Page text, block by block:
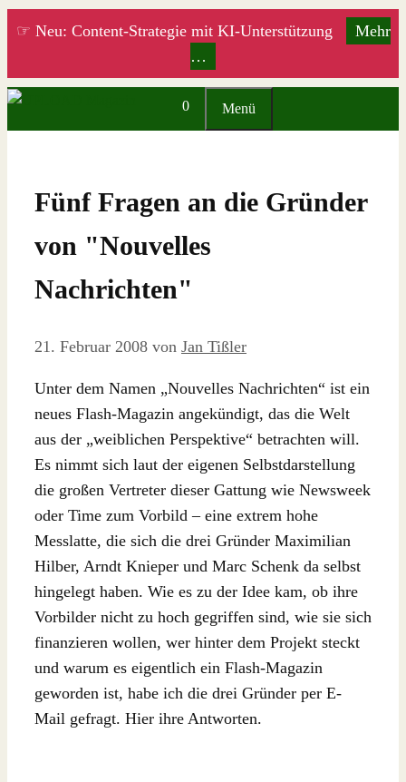
Zum
☞ Neu: Content-Strategie mit KI-Unterstützung
Mehr
…
0 Menü
Fünf Fragen an die Gründer
von "Nouvelles
Nachrichten"
21. Februar 2008 von Jan Tißler
Unter dem Namen „Nouvelles Nachrichten“ ist ein
neues Flash-Magazin angekündigt, das die Welt
aus der „weiblichen Perspektive“ betrachten will.
Es nimmt sich laut der eigenen Selbstdarstellung
die großen Vertreter dieser Gattung wie Newsweek
oder Time zum Vorbild – eine extrem hohe
Messlatte, die sich die drei Gründer Maximilian
Hilber, Arndt Knieper und Marc Schenk da selbst
hingelegt haben. Wie es zu der Idee kam, ob ihre
Vorbilder nicht zu hoch gegriffen sind, wie sie sich
finanzieren wollen, wer hinter dem Projekt steckt
und warum es eigentlich ein Flash-Magazin
geworden ist, habe ich die drei Gründer per E-
Mail gefragt. Hier ihre Antworten.